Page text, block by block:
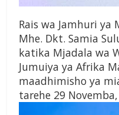
Rais wa Jamhuri ya
Mhe. Dkt. Samia
katika Mjadala wa
Jumuiya ya Afrika
maadhimisho ya
tarehe 29